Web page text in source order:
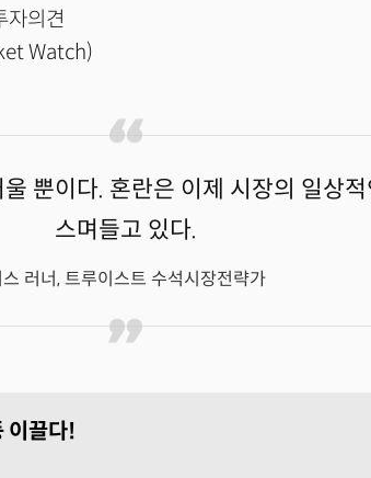
자의견
Watch)
뿐이다. 혼란은 이제 시장의 일상
스며들고 있다.
스 러너, 트루이스트 수석시장전략가
이끌다!